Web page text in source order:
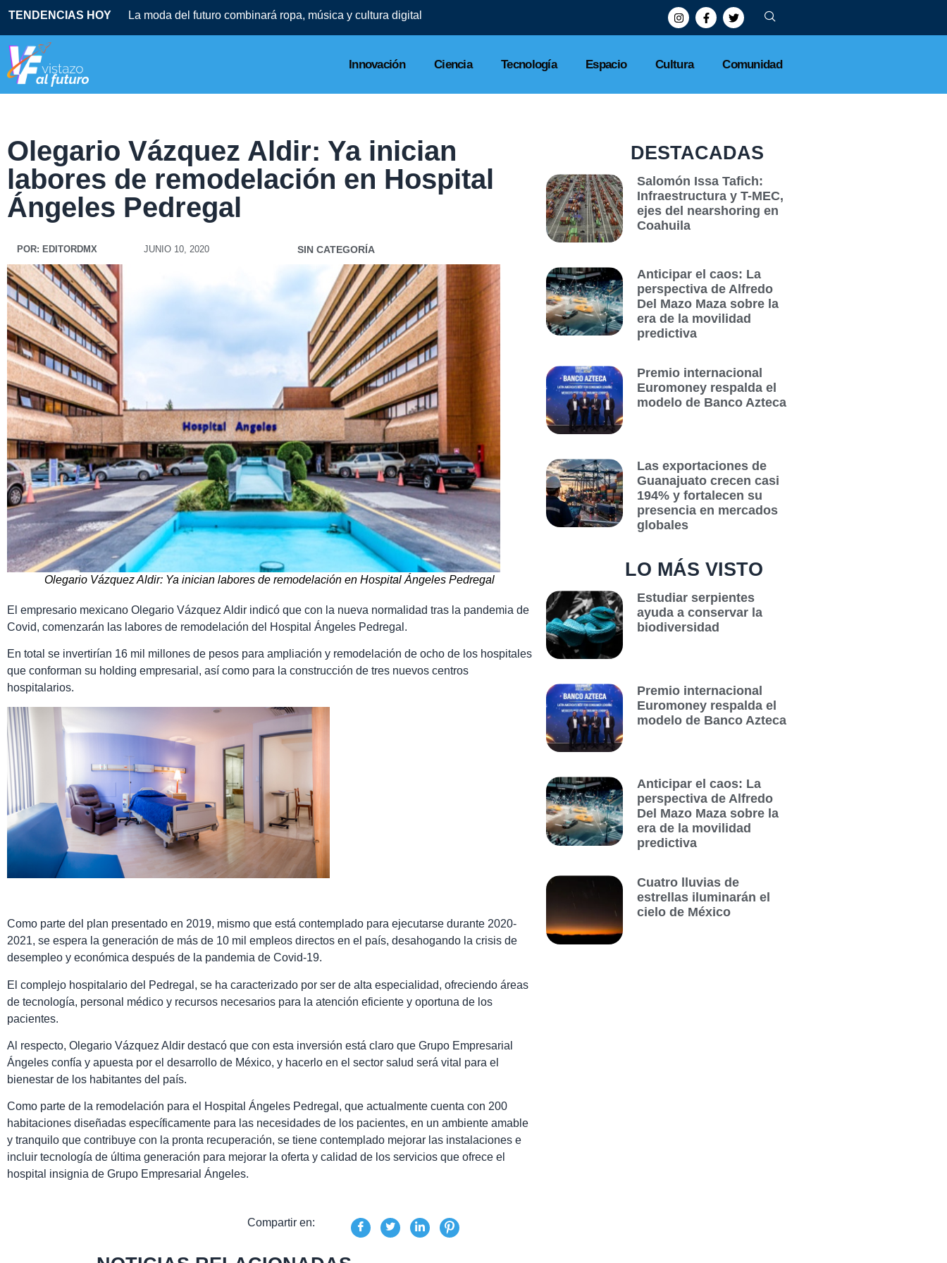
TENDENCIAS HOY La moda del futuro combinará ropa, música y cultura digital
Innovación Ciencia Tecnología Espacio Cultura Comunidad
Olegario Vázquez Aldir: Ya inician
labores de remodelación en Hospital
Ángeles Pedregal
POR: EDITORDMX JUNIO 10, 2020 SIN CATEGORÍA
Olegario Vázquez Aldir: Ya inician labores de remodelación en Hospital Ángeles Pedregal
El empresario mexicano Olegario Vázquez Aldir indicó que con la nueva normalidad tras la pandemia de
Covid, comenzarán las labores de remodelación del Hospital Ángeles Pedregal.
En total se invertirían 16 mil millones de pesos para ampliación y remodelación de ocho de los hospitales
que conforman su holding empresarial, así como para la construcción de tres nuevos centros
hospitalarios.
Como parte del plan presentado en 2019, mismo que está contemplado para ejecutarse durante 2020-
2021, se espera la generación de más de 10 mil empleos directos en el país, desahogando la crisis de
desempleo y económica después de la pandemia de Covid-19.
El complejo hospitalario del Pedregal, se ha caracterizado por ser de alta especialidad, ofreciendo áreas
de tecnología, personal médico y recursos necesarios para la atención eficiente y oportuna de los
pacientes.
Al respecto, Olegario Vázquez Aldir destacó que con esta inversión está claro que Grupo Empresarial
Ángeles confía y apuesta por el desarrollo de México, y hacerlo en el sector salud será vital para el
bienestar de los habitantes del país.
Como parte de la remodelación para el Hospital Ángeles Pedregal, que actualmente cuenta con 200
habitaciones diseñadas específicamente para las necesidades de los pacientes, en un ambiente amable
y tranquilo que contribuye con la pronta recuperación, se tiene contemplado mejorar las instalaciones e
incluir tecnología de última generación para mejorar la oferta y calidad de los servicios que ofrece el
hospital insignia de Grupo Empresarial Ángeles.
Compartir en:
DESTACADAS
Salomón Issa Tafich:
Infraestructura y T-MEC,
ejes del nearshoring en
Coahuila
Anticipar el caos: La
perspectiva de Alfredo
Del Mazo Maza sobre la
era de la movilidad
predictiva
Premio internacional
Euromoney respalda el
modelo de Banco Azteca
Las exportaciones de
Guanajuato crecen casi
194% y fortalecen su
presencia en mercados
globales
LO MÁS VISTO
Estudiar serpientes
ayuda a conservar la
biodiversidad
Premio internacional
Euromoney respalda el
modelo de Banco Azteca
Anticipar el caos: La
perspectiva de Alfredo
Del Mazo Maza sobre la
era de la movilidad
predictiva
Cuatro lluvias de
estrellas iluminarán el
cielo de México